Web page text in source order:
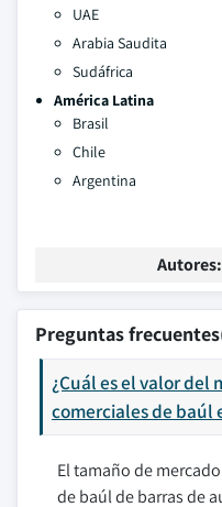
UAE
Arabia Saudita
Sudáfrica
América Latina
Brasil
Chile
Argentina
Autores:
Preguntas
¿Cuál es el valor del
comerciales de baúl
El tamaño de
de baúl de barras de